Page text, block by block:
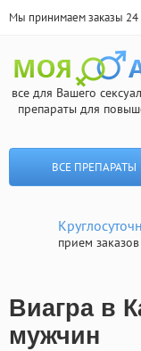
Мы принимаем заказы 24
все для Вашего
препараты для
ВСЕ ПРЕПАРАТЫ
прием заказов
Виагра в
мужчин